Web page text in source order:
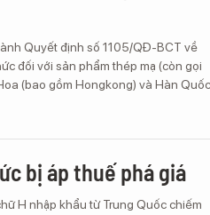
Quyết định số 1105/QĐ-BCT về
đối với sản phẩm thép mạ (còn gọi
(bao gồm Hongkong) và Hàn Quốc
bị áp thuế phá giá
H nhập khẩu từ Trung Quốc chiếm